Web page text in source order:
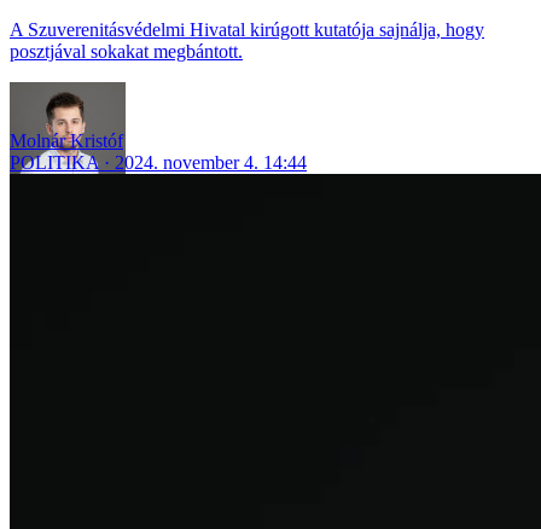
A Szuverenitásvédelmi Hivatal kirúgott kutatója sajnálja, hogy
posztjával sokakat megbántott.
Molnár Kristóf
POLITIKA
2024. november 4. 14:44